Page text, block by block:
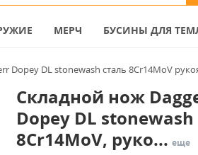
МЕРЧ БУСИНЫ ДЛЯ
Dopey DL stonewash сталь 8Cr14MoV
Складной нож
Dopey DL stonewash
8Cr14MoV, руко... еще